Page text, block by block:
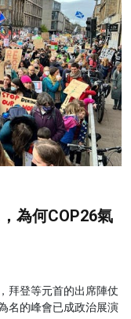
為何COP26氣
拜登等元首的出席陣仗
名的峰會已成政治展演